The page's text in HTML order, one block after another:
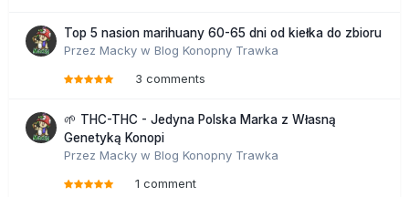
Top 5 nasion marihuany 60-65 dni od kiełka do zbioru
Przez Macky w Blog Konopny Trawka
3 comments
🌱 THC-THC - Jedyna Polska Marka z Własną
Genetyką Konopi
Przez Macky w Blog Konopny Trawka
1 comment